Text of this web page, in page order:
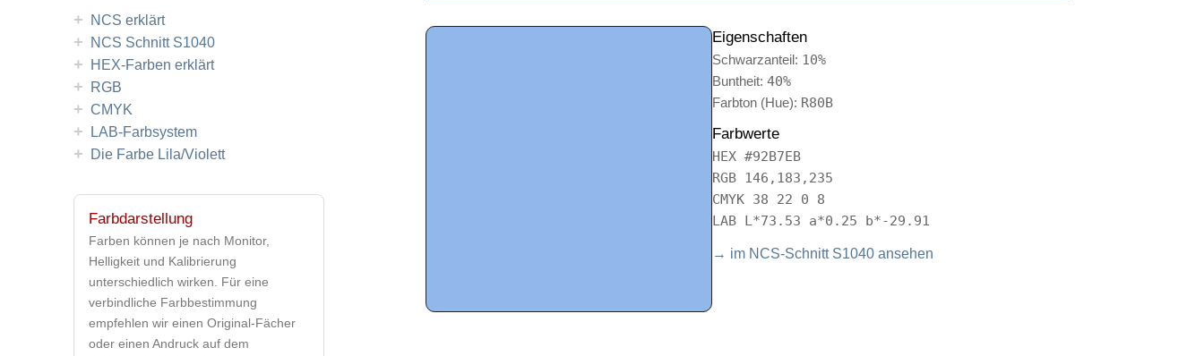
Eigenschaften
Schwarzanteil: 10%
Buntheit:40%
Farbton (Hue): R80B
Farbwerte
HEX #92B7EB
RGB 146,183,235
CMYK 38 22 0 8
LAB L*73.53 a*0.25 b*-29.91
→ im NCS-Schnitt S1040 ansehen
+ NCS erklärt
+ NCS Schnitt S1040
+ HEX-Farben erklärt
+ RGB
+ CMYK
+ LAB-Farbsystem
+ Die Farbe Lila/Violett
Farbdarstellung
Farben können je nach Monitor,
Helligkeit und Kalibrierung
unterschiedlich wirken. Für eine
verbindliche Farbbestimmung
empfehlen wir einen Original-Fächer
oder einen Andruck auf dem